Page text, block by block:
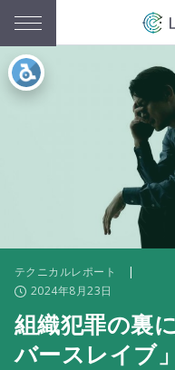
テクニカルレポート
|
2024年8月23日
組織犯罪の裏
バースレイブ